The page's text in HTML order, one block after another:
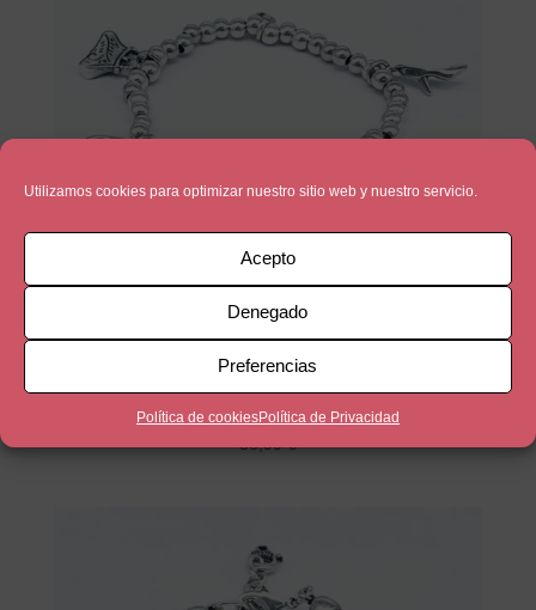
Utilizamos cookies para optimizar nuestro sitio web y nuestro servicio.
Acepto
Denegado
Preferencias
Política de cookiesPolítica de Privacidad
La Mejor Mamá del Mundo
36,90€